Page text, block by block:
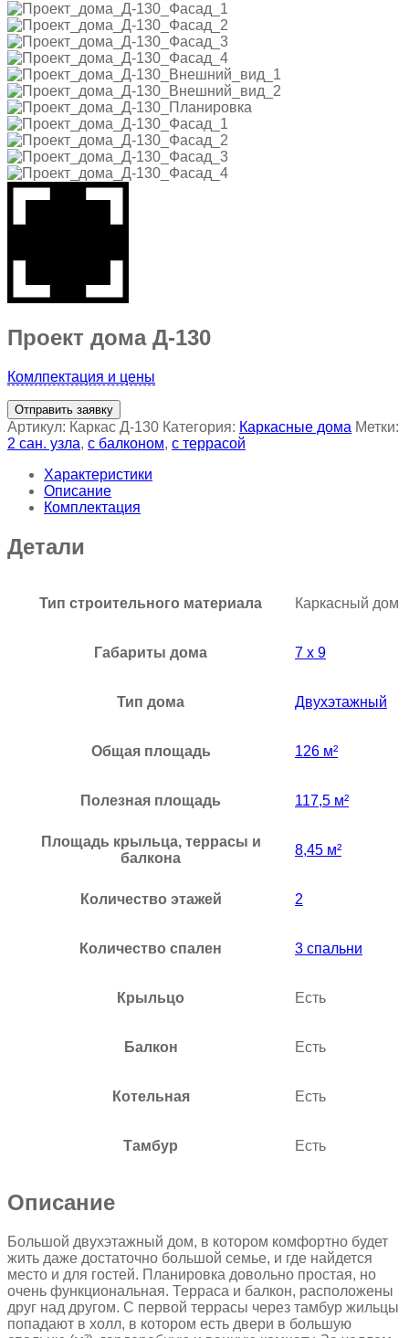
Проект дома Д-130
Комлпектация и цены
Отправить заявку
Артикул: Каркас Д-130 Категория: Каркасные дома Метки:
2 сан. узла, с балконом, с террасой
Характеристики
Описание
Комплектация
Детали
Тип строительного материала Каркасный дом
Габариты дома 7 х 9
Тип дома Двухэтажный
Общая площадь 126 м²
Полезная площадь 117,5 м²
Площадь крыльца, террасы и
балкона
8,45 м²
Количество этажей 2
Количество спален 3 спальни
Крыльцо Есть
Балкон Есть
Котельная Есть
Тамбур Есть
Описание
Большой двухэтажный дом, в котором комфортно будет
жить даже достаточно большой семье, и где найдется
место и для гостей. Планировка довольно простая, но
очень функциональная. Терраса и балкон, расположены
друг над другом. С первой террасы через тамбур жильцы
попадают в холл, в котором есть двери в большую